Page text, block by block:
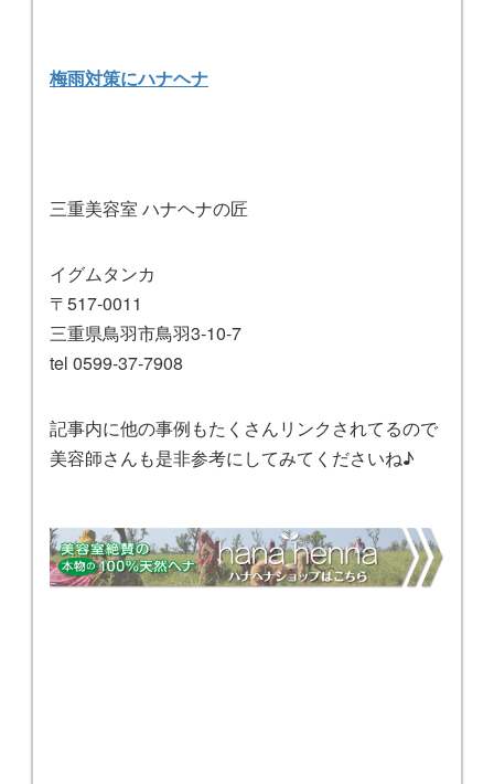
梅雨対策にハナヘナ
三重美容室 ハナヘナの匠
イグムタンカ
〒517-0011
三重県鳥羽市鳥羽3-10-7
tel 0599-37-7908
記事内に他の事例もたくさんリンクされてるので
美容師さんも是非参考にしてみてくださいね♪